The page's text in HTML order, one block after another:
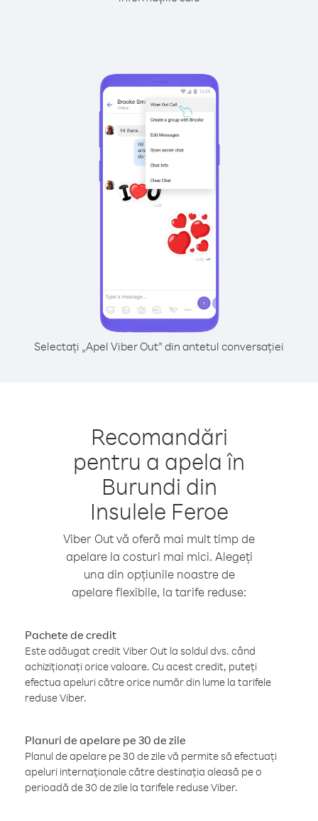
Selectați „Apel Viber Out” din antetul conversației
Recomandări
pentru a apela în
Burundi din
Insulele Feroe
Viber Out vă oferă mai mult timp de
apelare la costuri mai mici. Alegeți
una din opțiunile noastre de
apelare flexibile, la tarife reduse:
Pachete de credit
Este adăugat credit Viber Out la soldul dvs. când
achiziționați orice valoare. Cu acest credit, puteți
efectua apeluri către orice număr din lume la tarifele
reduse Viber.
Planuri de apelare pe 30 de zile
Planul de apelare pe 30 de zile vă permite să efectuați
apeluri internaționale către destinația aleasă pe o
perioadă de 30 de zile la tarifele reduse Viber.